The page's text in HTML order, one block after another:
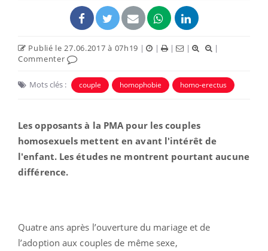
Publié le 27.06.2017 à 07h19 | | | |
|
Commenter
Mots clés : couple homophobie homo-erectus
Les opposants à la PMA pour les couples
homosexuels mettent en avant l'intérêt de
l'enfant. Les études ne montrent pourtant aucune
différence.
Quatre ans après l’ouverture du mariage et de
l’adoption aux couples de même sexe,